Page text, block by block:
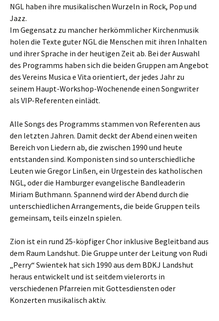
NGL haben ihre musikalischen Wurzeln in Rock, Pop und
Jazz.
Im Gegensatz zu mancher herkömmlicher Kirchenmusik
holen die Texte guter NGL die Menschen mit ihren Inhalten
und ihrer Sprache in der heutigen Zeit ab. Bei der Auswahl
des Programms haben sich die beiden Gruppen am Angebot
des Vereins Musica e Vita orientiert, der jedes Jahr zu
seinem Haupt-Workshop-Wochenende einen Songwriter
als VIP-Referenten einlädt.
Alle Songs des Programms stammen von Referenten aus
den letzten Jahren. Damit deckt der Abend einen weiten
Bereich von Liedern ab, die zwischen 1990 und heute
entstanden sind. Komponisten sind so unterschiedliche
Leuten wie Gregor Linßen, ein Urgestein des katholischen
NGL, oder die Hamburger evangelische Bandleaderin
Miriam Buthmann. Spannend wird der Abend durch die
unterschiedlichen Arrangements, die beide Gruppen teils
gemeinsam, teils einzeln spielen.
Zion ist ein rund 25-köpfiger Chor inklusive Begleitband aus
dem Raum Landshut. Die Gruppe unter der Leitung von Rudi
„Perry“ Swientek hat sich 1990 aus dem BDKJ Landshut
heraus entwickelt und ist seitdem vielerorts in
verschiedenen Pfarreien mit Gottesdiensten oder
Konzerten musikalisch aktiv.